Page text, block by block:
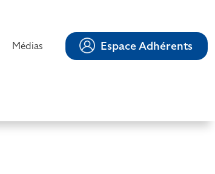
Médias Espace Adhérents